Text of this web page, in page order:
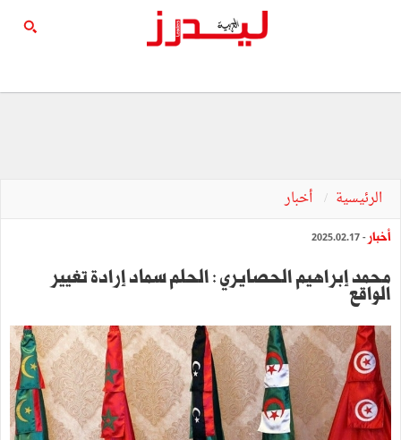
الرئيسية أخبار
أخبار - 2025.02.17
محمد إبراهيم الحصايري : الحلم سماد إرادة تغيير
الواقع